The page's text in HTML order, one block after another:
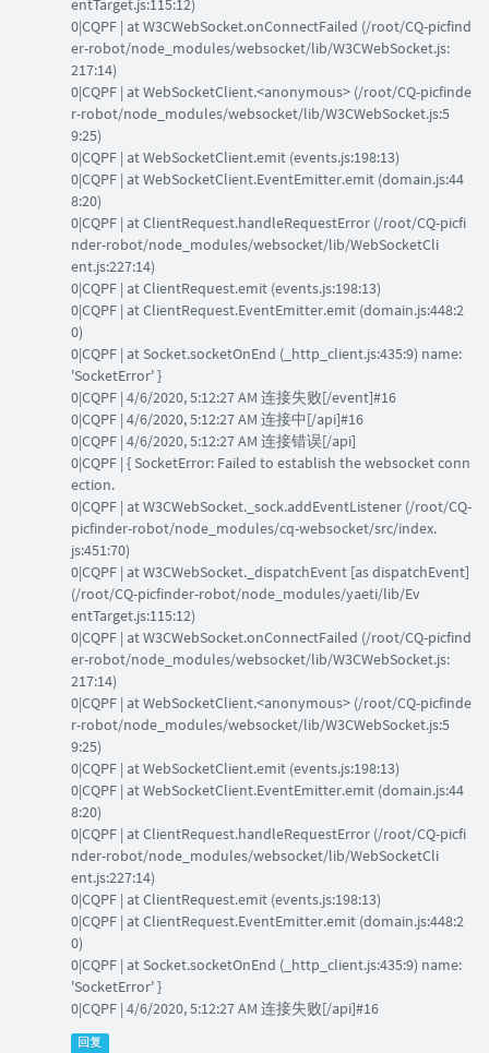
entTarget.js:115:12)
0|CQPF | at W3CWebSocket.onConnectFailed (/root/CQ-picfind
er-robot/node_modules/websocket/lib/W3CWebSocket.js:
217:14)
0|CQPF | at WebSocketClient.<anonymous> (/root/CQ-picfinde
r-robot/node_modules/websocket/lib/W3CWebSocket.js:5
9:25)
0|CQPF | at WebSocketClient.emit (events.js:198:13)
0|CQPF | at WebSocketClient.EventEmitter.emit (domain.js:44
8:20)
0|CQPF | at ClientRequest.handleRequestError (/root/CQ-picfi
nder-robot/node_modules/websocket/lib/WebSocketCli
ent.js:227:14)
0|CQPF | at ClientRequest.emit (events.js:198:13)
0|CQPF | at ClientRequest.EventEmitter.emit (domain.js:448:2
0)
0|CQPF | at Socket.socketOnEnd (_http_client.js:435:9) name:
'SocketError' }
0|CQPF | 4/6/2020, 5:12:27 AM 连接失败[/event]#16
0|CQPF | 4/6/2020, 5:12:27 AM 连接中[/api]#16
0|CQPF | 4/6/2020, 5:12:27 AM 连接错误[/api]
0|CQPF | { SocketError: Failed to establish the websocket conn
ection.
0|CQPF | at W3CWebSocket._sock.addEventListener (/root/CQ-
picfinder-robot/node_modules/cq-websocket/src/index.
js:451:70)
0|CQPF | at W3CWebSocket._dispatchEvent [as dispatchEvent]
(/root/CQ-picfinder-robot/node_modules/yaeti/lib/Ev
entTarget.js:115:12)
0|CQPF | at W3CWebSocket.onConnectFailed (/root/CQ-picfind
er-robot/node_modules/websocket/lib/W3CWebSocket.js:
217:14)
0|CQPF | at WebSocketClient.<anonymous> (/root/CQ-picfinde
r-robot/node_modules/websocket/lib/W3CWebSocket.js:5
9:25)
0|CQPF | at WebSocketClient.emit (events.js:198:13)
0|CQPF | at WebSocketClient.EventEmitter.emit (domain.js:44
8:20)
0|CQPF | at ClientRequest.handleRequestError (/root/CQ-picfi
nder-robot/node_modules/websocket/lib/WebSocketCli
ent.js:227:14)
0|CQPF | at ClientRequest.emit (events.js:198:13)
0|CQPF | at ClientRequest.EventEmitter.emit (domain.js:448:2
0)
0|CQPF | at Socket.socketOnEnd (_http_client.js:435:9) name:
'SocketError' }
0|CQPF | 4/6/2020, 5:12:27 AM 连接失败[/api]#16
回复